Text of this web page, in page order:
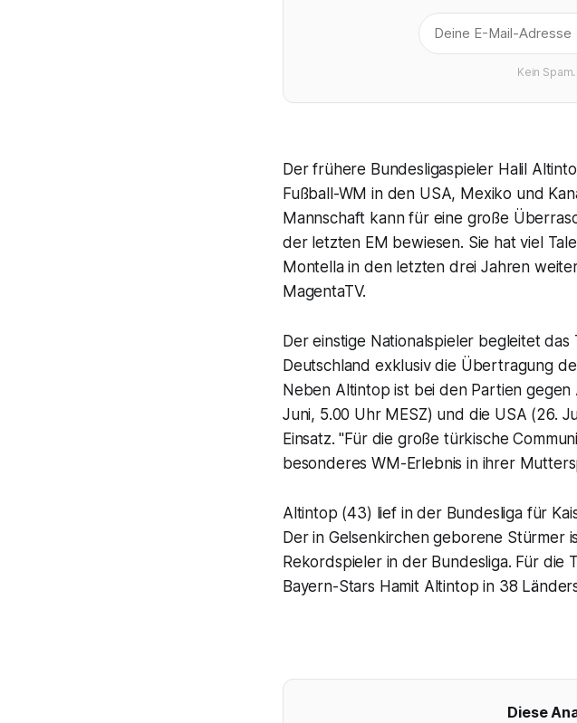
Kein
Der frühere Bundesligaspieler Halil
Fußball-WM in den USA, Mexiko und
Mannschaft kann für eine große
der letzten EM bewiesen. Sie hat viel
Montella in den letzten drei Jahren
MagentaTV.
Der einstige Nationalspieler begleitet
Deutschland exklusiv die Übertragung
Neben Altintop ist bei den Partien gegen
Juni, 5.00 Uhr MESZ) und die USA (26.
Einsatz. "Für die große türkische
besonderes WM-Erlebnis in ihrer
Altintop (43) lief in der Bundesliga für
Der in Gelsenkirchen geborene Stürmer
Rekordspieler in der Bundesliga. Für
Bayern-Stars Hamit Altintop in 38
Diese